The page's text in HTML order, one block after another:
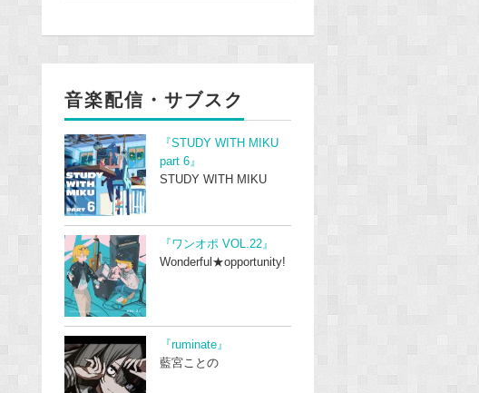
音楽配信・サブスク
『STUDY WITH MIKU
part 6』
STUDY WITH MIKU
『ワンオポ VOL.22』
Wonderful★opportunity!
『ruminate』
藍宮ことの